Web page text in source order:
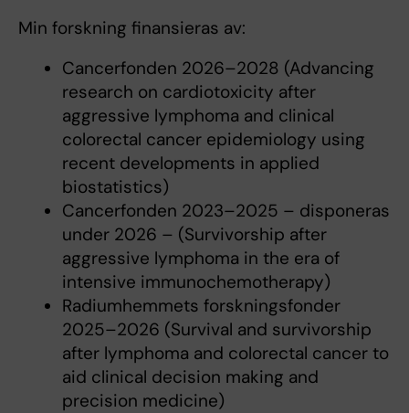
Min forskning finansieras av:
Cancerfonden 2026–2028 (Advancing
research on cardiotoxicity after
aggressive lymphoma and clinical
colorectal cancer epidemiology using
recent developments in applied
biostatistics)
Cancerfonden 2023–2025 – disponeras
under 2026 – (Survivorship after
aggressive lymphoma in the era of
intensive immunochemotherapy)
Radiumhemmets forskningsfonder
2025–2026 (Survival and survivorship
after lymphoma and colorectal cancer to
aid clinical decision making and
precision medicine)